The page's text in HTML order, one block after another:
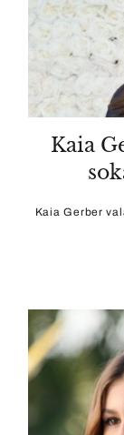
Kaia
Kaia Gerber